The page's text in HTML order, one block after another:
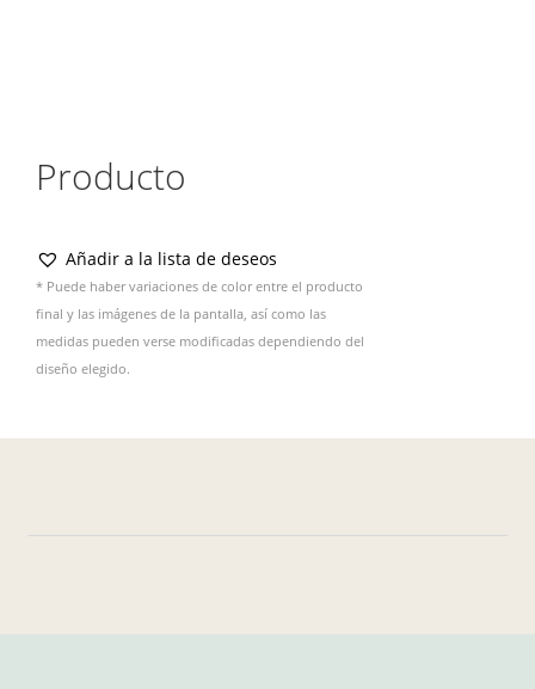
Producto
Añadir a la lista de deseos
* Puede haber variaciones de color entre el producto
final y las imágenes de la pantalla, así como las
medidas pueden verse modificadas dependiendo del
diseño elegido.